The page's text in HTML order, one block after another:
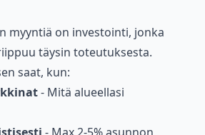
myyntiä on investointi, jonka
täysin toteutuksesta.
saat, kun:
- Mitä alueellasi